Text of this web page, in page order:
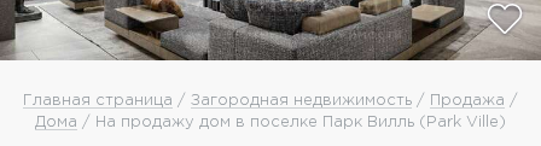
Главная страница / Загородная недвижимость / Продажа /
Дома / На продажу дом в поселке Парк Вилль (Park Ville)